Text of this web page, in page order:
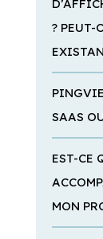
SAAS
EST-CE
MON